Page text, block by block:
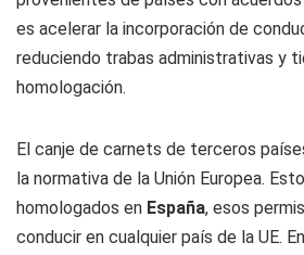
es acelerar la incorporación de
reduciendo trabas administrativas y
homologación.
El canje de carnets de terceros
la normativa de la Unión Europea.
homologados en España, esos
conducir en cualquier país de la UE. En